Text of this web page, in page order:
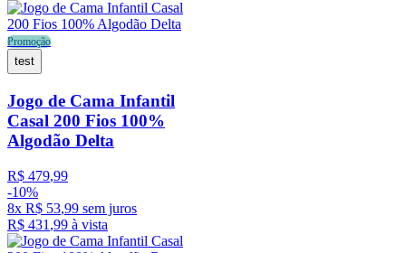
Promoção
test
Jogo de Cama Infantil
Casal 200 Fios 100%
Algodão Delta
R$ 479,99
-10%
8x R$ 53,99 sem juros
R$ 431 ,99 à vista